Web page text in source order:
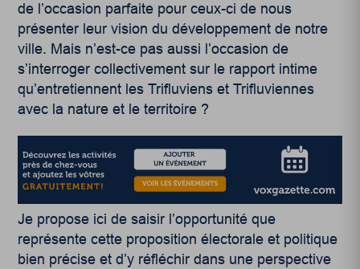
de l’occasion parfaite pour ceux-ci de nous
présenter leur vision du développement de notre
ville. Mais n’est-ce pas aussi l’occasion de
s’interroger collectivement sur le rapport intime
qu’entretiennent les Trifluviens et Trifluviennes
avec la nature et le territoire ?
Je propose ici de saisir l’opportunité que
représente cette proposition électorale et politique
bien précise et d’y réfléchir dans une perspective